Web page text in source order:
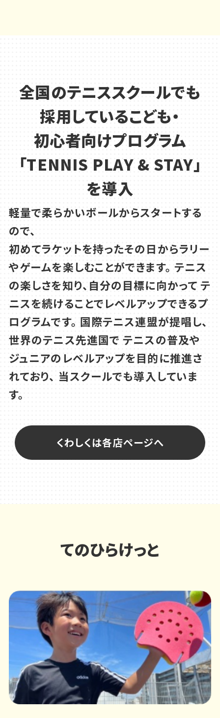
全国のテニススクールでも
採用しているこども・
初心者向けプログラム
「TENNIS PLAY & STAY」
を導入
軽量で柔らかいボールからスタートする
ので、
初めてラケットを持ったその日からラリー
やゲームを楽しむことができます。 テニス
の楽しさを知り、自分の目標に向かって テ
ニスを続けることでレベルアップできるプ
ログラムです。 国際テニス連盟が提唱し、
世界のテニス先進国で テニスの普及や
ジュニアのレベルアップを目的に推進さ
れており、 当スクールでも導入していま
す。
くわしくは各店ページへ
てのひらけっと